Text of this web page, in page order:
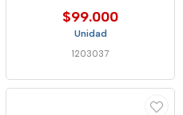
$99.000
Unidad
1203037